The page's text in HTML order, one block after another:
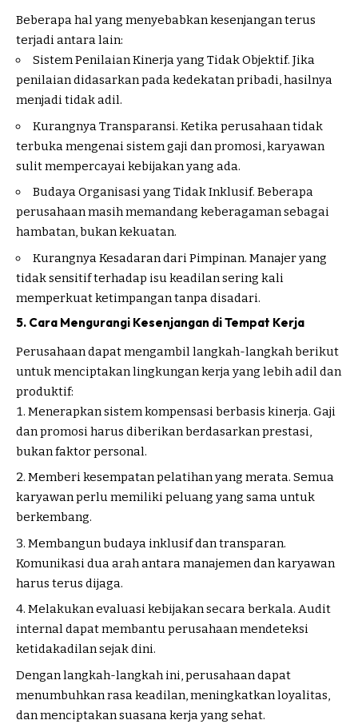
Beberapa hal yang menyebabkan kesenjangan terus
terjadi antara lain:
Sistem Penilaian Kinerja yang Tidak Objektif. Jika
penilaian didasarkan pada kedekatan pribadi, hasilnya
menjadi tidak adil.
Kurangnya Transparansi. Ketika perusahaan tidak
terbuka mengenai sistem gaji dan promosi, karyawan
sulit mempercayai kebijakan yang ada.
Budaya Organisasi yang Tidak Inklusif. Beberapa
perusahaan masih memandang keberagaman sebagai
hambatan, bukan kekuatan.
Kurangnya Kesadaran dari Pimpinan. Manajer yang
tidak sensitif terhadap isu keadilan sering kali
memperkuat ketimpangan tanpa disadari.
5. Cara Mengurangi Kesenjangan di Tempat Kerja
Perusahaan dapat mengambil langkah-langkah berikut
untuk menciptakan lingkungan kerja yang lebih adil dan
produktif:
Menerapkan sistem kompensasi berbasis kinerja. Gaji
dan promosi harus diberikan berdasarkan prestasi,
bukan faktor personal.
Memberi kesempatan pelatihan yang merata. Semua
karyawan perlu memiliki peluang yang sama untuk
berkembang.
Membangun budaya inklusif dan transparan.
Komunikasi dua arah antara manajemen dan karyawan
harus terus dijaga.
Melakukan evaluasi kebijakan secara berkala. Audit
internal dapat membantu perusahaan mendeteksi
ketidakadilan sejak dini.
Dengan langkah-langkah ini, perusahaan dapat
menumbuhkan rasa keadilan, meningkatkan loyalitas,
dan menciptakan suasana kerja yang sehat.